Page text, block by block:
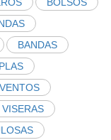
BANDAS
VISERAS